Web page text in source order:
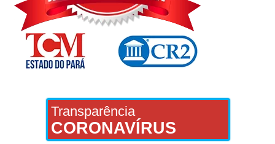
Transparência
CORONAVÍRUS